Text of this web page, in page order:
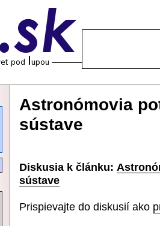
Astronómovia
sústave
Diskusia k článku:
sústave
Prispievajte do diskusií ako